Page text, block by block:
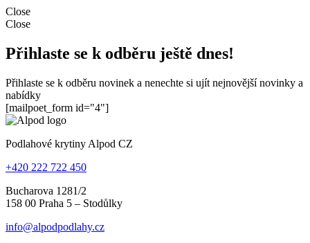
Close
Close
Přihlaste se k odběru ještě dnes!
Přihlaste se k odběru novinek a nenechte si ujít nejnovější novinky a
nabídky
[mailpoet_form id="4"]
Podlahové krytiny Alpod CZ
+420 222 722 450
Bucharova 1281/2
158 00 Praha 5 – Stodůlky
info@alpodpodlahy.cz